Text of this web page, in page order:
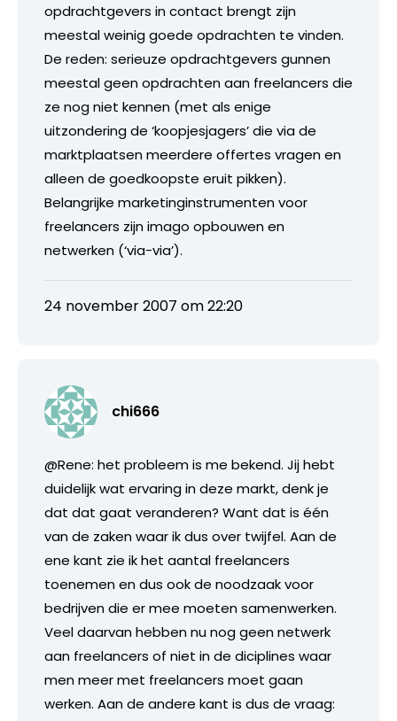
opdrachtgevers in contact brengt zijn
meestal weinig goede opdrachten te vinden.
De reden: serieuze opdrachtgevers gunnen
meestal geen opdrachten aan freelancers die
ze nog niet kennen (met als enige
uitzondering de ‘koopjesjagers’ die via de
marktplaatsen meerdere offertes vragen en
alleen de goedkoopste eruit pikken).
Belangrijke marketinginstrumenten voor
freelancers zijn imago opbouwen en
netwerken (‘via-via’).
24 november 2007 om 22:20
chi666
@Rene: het probleem is me bekend. Jij hebt
duidelijk wat ervaring in deze markt, denk je
dat dat gaat veranderen? Want dat is één
van de zaken waar ik dus over twijfel. Aan de
ene kant zie ik het aantal freelancers
toenemen en dus ook de noodzaak voor
bedrijven die er mee moeten samenwerken.
Veel daarvan hebben nu nog geen netwerk
aan freelancers of niet in de diciplines waar
men meer met freelancers moet gaan
werken. Aan de andere kant is dus de vraag: